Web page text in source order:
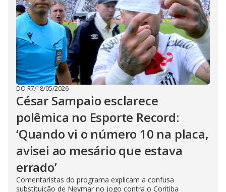
DO R7/18/05/2026
César Sampaio esclarece
polêmica no Esporte Record:
‘Quando vi o número 10 na placa,
avisei ao mesário que estava
errado’
Comentaristas do programa explicam a confusa
substituição de Neymar no jogo contra o Coritiba